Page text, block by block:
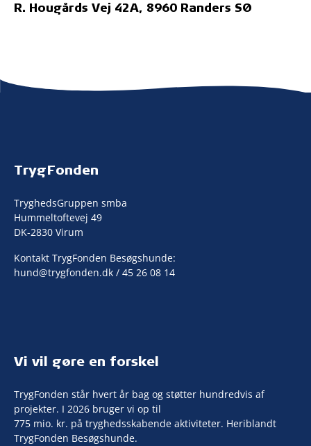
R. Hougårds Vej 42A, 8960 Randers SØ
TrygFonden
TryghedsGruppen smba
Hummeltoftevej 49
DK-2830 Virum
Kontakt TrygFonden Besøgshunde:
hund@trygfonden.dk / 45 26 08 14
Vi vil gøre en forskel
TrygFonden står hvert år bag og støtter hundredvis af
projekter. I 2026 bruger vi op til
775 mio. kr. på tryghedsskabende aktiviteter. Heriblandt
TrygFonden Besøgshunde.